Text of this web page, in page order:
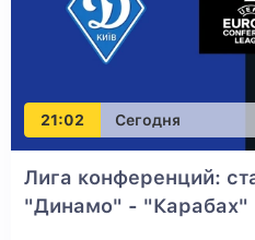
21:02 Сегодня
Лига конференций:
"Динамо" - "Карабах"